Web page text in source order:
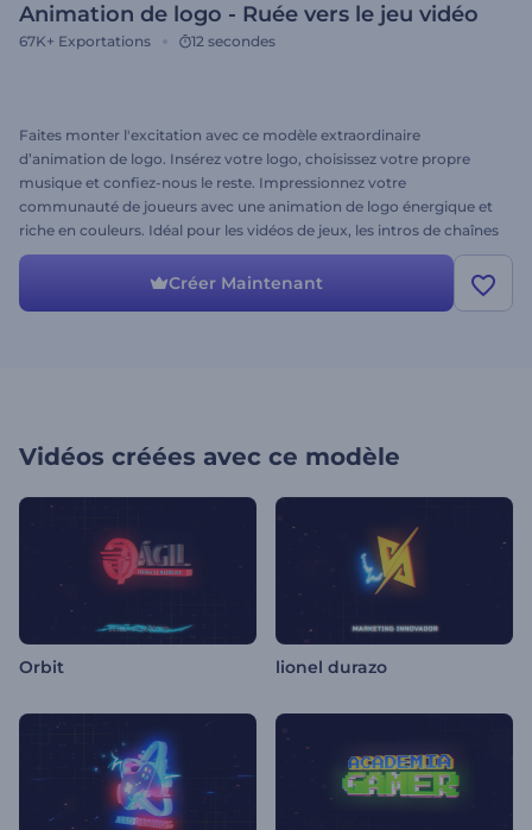
Animation de logo - Ruée vers le jeu vidéo
67K+ Exportations 12 secondes
Faites monter l'excitation avec ce modèle extraordinaire
d’animation de logo. Insérez votre logo, choisissez votre propre
musique et confiez-nous le reste. Impressionnez votre
communauté de joueurs avec une animation de logo énergique et
riche en couleurs. Idéal pour les vidéos de jeux, les intros de chaînes
YouTube, les applications mobiles et bien plus encore. C'est parti !
Créer Maintenant
Vidéos créées avec ce modèle
Orbit lionel durazo